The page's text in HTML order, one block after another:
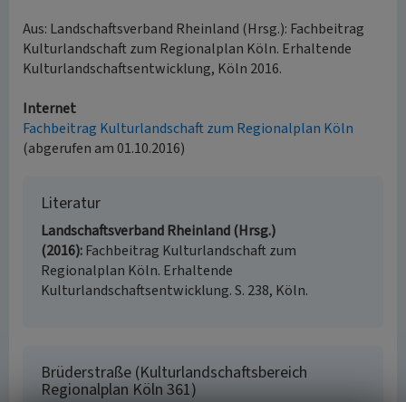
Aus: Landschaftsverband Rheinland (Hrsg.): Fachbeitrag
Kulturlandschaft zum Regionalplan Köln. Erhaltende
Kulturlandschaftsentwicklung, Köln 2016.
Internet
Fachbeitrag Kulturlandschaft zum Regionalplan Köln
(abgerufen am 01.10.2016)
Literatur
Landschaftsverband Rheinland (Hrsg.)
(2016) Fachbeitrag Kulturlandschaft zum
Regionalplan Köln. Erhaltende
Kulturlandschaftsentwicklung. S. 238, Köln.
Brüderstraße (Kulturlandschaftsbereich
Regionalplan Köln 361)